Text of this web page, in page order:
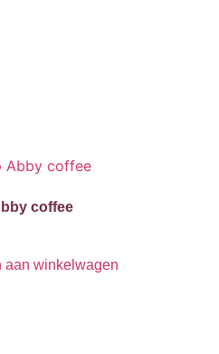
coffee
aan winkelwagen